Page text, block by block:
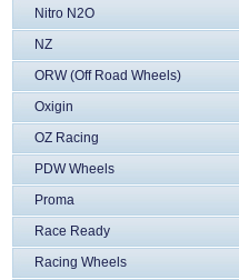
Nitro N2O
NZ
ORW (Off Road Wheels)
Oxigin
OZ Racing
PDW Wheels
Proma
Race Ready
Racing Wheels